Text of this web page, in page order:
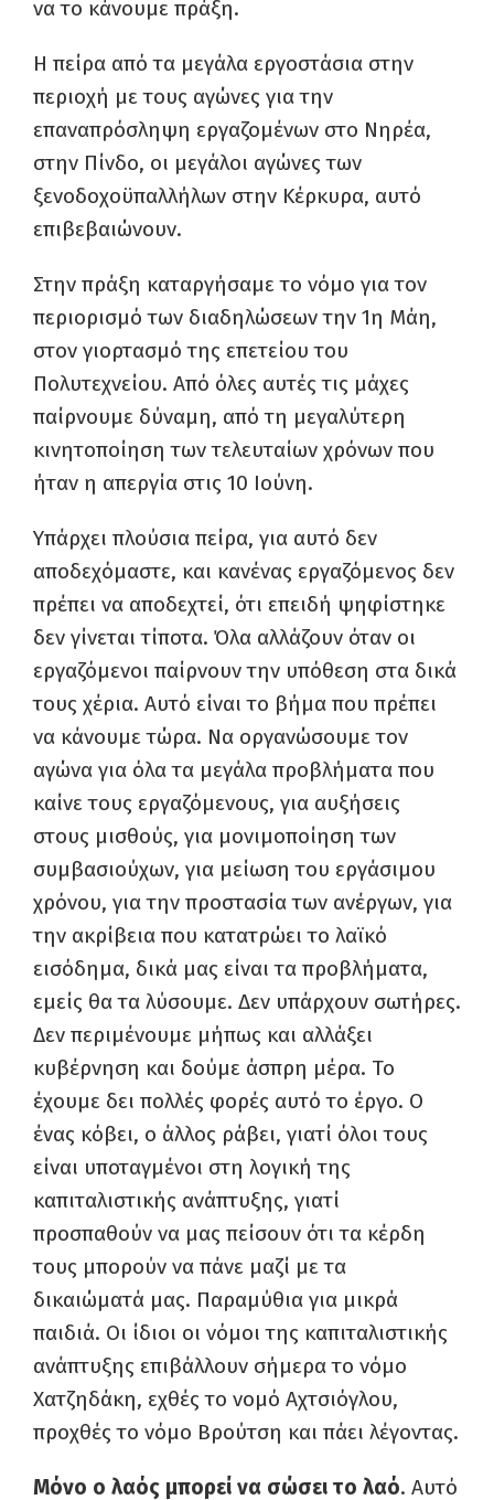
να το κάνουμε πράξη.
Η πείρα από τα μεγάλα εργοστάσια στην
περιοχή με τους αγώνες για την
επαναπρόσληψη εργαζομένων στο Νηρέα,
στην Πίνδο, οι μεγάλοι αγώνες των
ξενοδοχοϋπαλλήλων στην Κέρκυρα, αυτό
επιβεβαιώνουν.
Στην πράξη καταργήσαμε το νόμο για τον
περιορισμό των διαδηλώσεων την 1η Μάη,
στον γιορτασμό της επετείου του
Πολυτεχνείου. Από όλες αυτές τις μάχες
παίρνουμε δύναμη, από τη μεγαλύτερη
κινητοποίηση των τελευταίων χρόνων που
ήταν η απεργία στις 10 Ιούνη.
Υπάρχει πλούσια πείρα, για αυτό δεν
αποδεχόμαστε, και κανένας εργαζόμενος δεν
πρέπει να αποδεχτεί, ότι επειδή ψηφίστηκε
δεν γίνεται τίποτα. Όλα αλλάζουν όταν οι
εργαζόμενοι παίρνουν την υπόθεση στα δικά
τους χέρια. Αυτό είναι το βήμα που πρέπει
να κάνουμε τώρα. Να οργανώσουμε τον
αγώνα για όλα τα μεγάλα προβλήματα που
καίνε τους εργαζόμενους, για αυξήσεις
στους μισθούς, για μονιμοποίηση των
συμβασιούχων, για μείωση του εργάσιμου
χρόνου, για την προστασία των ανέργων, για
την ακρίβεια που κατατρώει το λαϊκό
εισόδημα, δικά μας είναι τα προβλήματα,
εμείς θα τα λύσουμε. Δεν υπάρχουν σωτήρες.
Δεν περιμένουμε μήπως και αλλάξει
κυβέρνηση και δούμε άσπρη μέρα. Το
έχουμε δει πολλές φορές αυτό το έργο. Ο
ένας κόβει, ο άλλος ράβει, γιατί όλοι τους
είναι υποταγμένοι στη λογική της
καπιταλιστικής ανάπτυξης, γιατί
προσπαθούν να μας πείσουν ότι τα κέρδη
τους μπορούν να πάνε μαζί με τα
δικαιώματά μας. Παραμύθια για μικρά
παιδιά. Οι ίδιοι οι νόμοι της καπιταλιστικής
ανάπτυξης επιβάλλουν σήμερα το νόμο
Χατζηδάκη, εχθές το νομό Αχτσιόγλου,
προχθές το νόμο Βρούτση και πάει λέγοντας.
Μόνο ο λαός μπορεί να σώσει το λαό. Αυτό